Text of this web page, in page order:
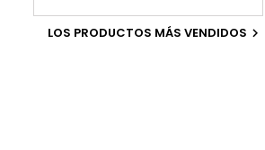
LOS PRODUCTOS MÁS VENDIDOS 